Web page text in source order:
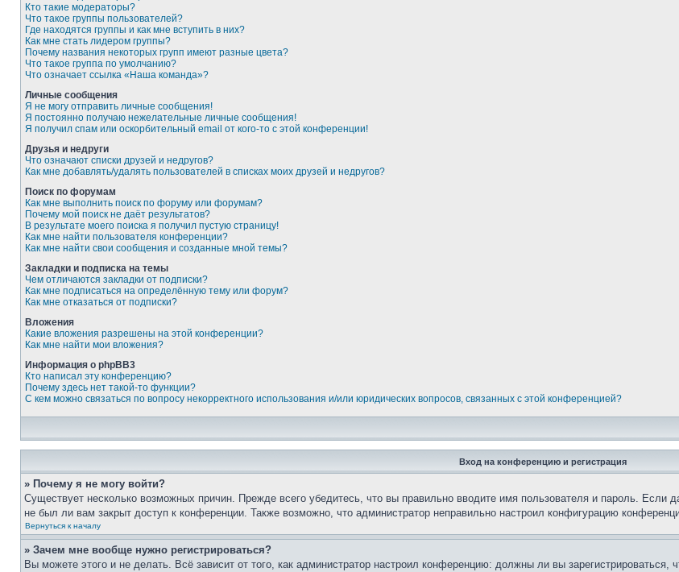
Кто такие модераторы?
Что такое группы пользователей?
Где находятся группы и как мне вступить в них?
Как мне стать лидером группы?
Почему названия некоторых групп имеют разные цвета?
Что такое группа по умолчанию?
Что означает ссылка «Наша команда»?
Личные сообщения
Я не могу отправить личные сообщения!
Я постоянно получаю нежелательные личные сообщения!
Я получил спам или оскорбительный email от кого-то с этой конференции!
Друзья и недруги
Что означают списки друзей и недругов?
Как мне добавлять/удалять пользователей в списках моих друзей и недругов?
Поиск по форумам
Как мне выполнить поиск по форуму или форумам?
Почему мой поиск не даёт результатов?
В результате моего поиска я получил пустую страницу!
Как мне найти пользователя конференции?
Как мне найти свои сообщения и созданные мной темы?
Закладки и подписка на темы
Чем отличаются закладки от подписки?
Как мне подписаться на определённую тему или форум?
Как мне отказаться от подписки?
Вложения
Какие вложения разрешены на этой конференции?
Как мне найти мои вложения?
Информация о phpBB3
Кто написал эту конференцию?
Почему здесь нет такой-то функции?
С кем можно связаться по вопросу некорректного использования и/или юридических вопросов, связанных с этой конференцией?
Вход на конференцию и регистрация
» Почему я не могу войти?
Существует несколько возможных причин. Прежде всего убедитесь, что вы правильно вводите имя пользователя и пароль. Если
не был ли вам закрыт доступ к конференции. Также возможно, что администратор неправильно настроил конфигурацию
Вернуться к началу
» Зачем мне вообще нужно регистрироваться?
Вы можете этого и не делать. Всё зависит от того, как администратор настроил конференцию: должны ли вы